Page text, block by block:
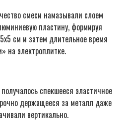
смеси намазывали слоем
пластину, формируя
см и затем длительное время
на электроплитке.
спекшееся эластичное
держащееся за металл даже
вертикально.